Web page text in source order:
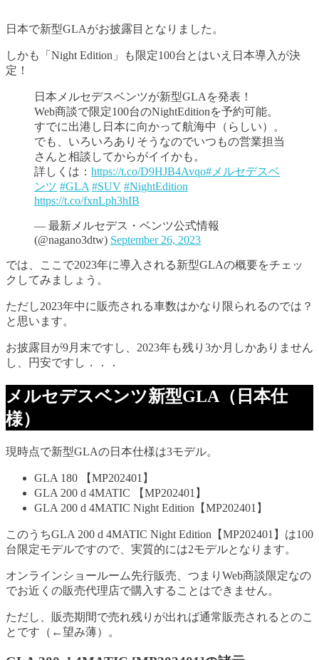
日本で新型GLAがお披露目となりました。
しかも「Night Edition」も限定100台とはいえ日本導入が決
定！
日本メルセデスベンツが新型GLAを発表！
Web商談で限定100台のNightEditionを予約可能。
すでに出港し日本に向かって航海中（らしい）。
でも、いろいろありそうなのでいつもの営業担当
さんと相談してからがイイかも。
詳しくは： https://t.co/D9HJB4Avqo#メルセデスベ
ンツ #GLA #SUV #NightEdition
https://t.co/fxnLph3hIB
— 最新メルセデス・ベンツ公式情報
(@nagano3dtw) September 26, 2023
では、ここで2023年に導入される新型GLAの概要をチェッ
クしてみましょう。
ただし2023年中に販売される車数はかなり限られるのでは？
と思います。
お披露目が9月末ですし、2023年も残り3か月しかありません
し、円安ですし．．．
メルセデスベンツ新型GLA（日本仕
様）
現時点で新型GLAの日本仕様は3モデル。
GLA 180 【MP202401】
GLA 200 d 4MATIC 【MP202401】
GLA 200 d 4MATIC Night Edition【MP202401】
このうちGLA 200 d 4MATIC Night Edition【MP202401】は100
台限定モデルですので、実質的には2モデルとなります。
オンラインショールーム先行販売、つまりWeb商談限定なの
でお近くの販売代理店で購入することはできません。
ただし、販売期間で売れ残りが出れば通常販売されるとのこ
とです（←望み薄）。